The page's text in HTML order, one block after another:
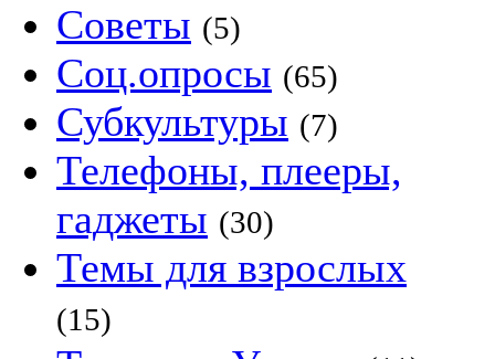
Советы (5)
Соц.опросы (65)
Субкультуры (7)
Телефоны, плееры,
гаджеты (30)
Темы для взрослых
(15)